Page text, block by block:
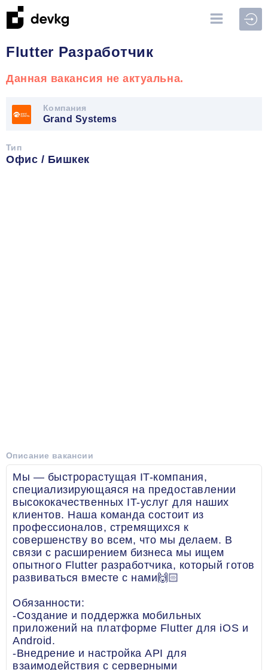
Flutter Разработчик
Данная вакансия не актуальна.
Компания
Grand Systems
Тип
Офис / Бишкек
Описание вакансии
Мы — быстрорастущая IT-компания,
специализирующаяся на предоставлении
высококачественных IT-услуг для наших
клиентов. Наша команда состоит из
профессионалов, стремящихся к
совершенству во всем, что мы делаем. В
связи с расширением бизнеса мы ищем
опытного Flutter разработчика, который готов
развиваться вместе с нами🙌🏻
Обязанности:
-Создание и поддержка мобильных
приложений на платформе Flutter для iOS и
Android.
-Внедрение и настройка API для
взаимодействия с серверными